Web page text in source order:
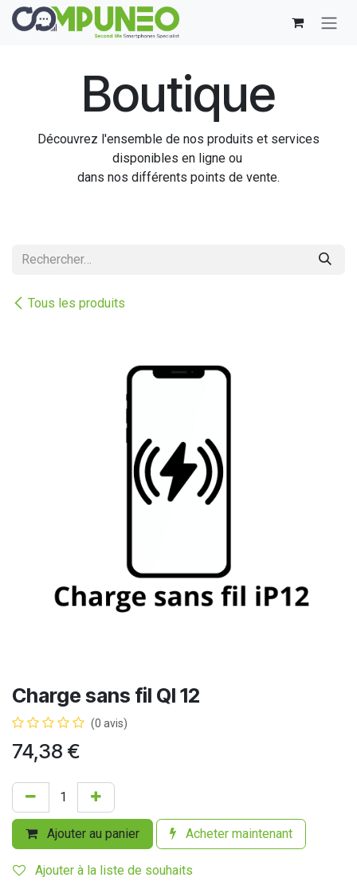
Se rendre au contenu
Boutique
Découvrez l'ensemble de nos produits et services
disponibles en ligne ou
dans nos différents points de vente.
Tous les produits
Charge sans fil QI 12
(0 avis)
74,38 €
Ajouter au panier Acheter maintenant
Ajouter à la liste de souhaits